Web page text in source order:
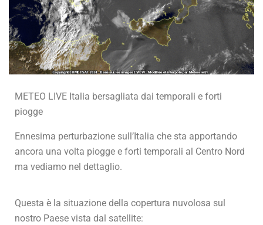
METEO LIVE Italia bersagliata dai temporali e forti
piogge
Ennesima perturbazione sull’Italia che sta apportando
ancora una volta piogge e forti temporali al Centro Nord
ma vediamo nel dettaglio.
Questa è la situazione della copertura nuvolosa sul
nostro Paese vista dal satellite: